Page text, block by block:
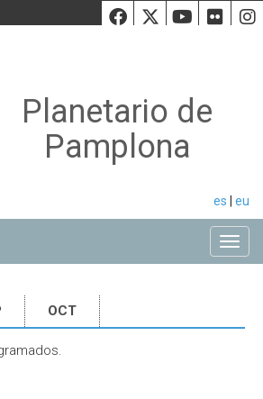
Facebook
Twiiter
Planetario de
Pamplona
es eu
OCT